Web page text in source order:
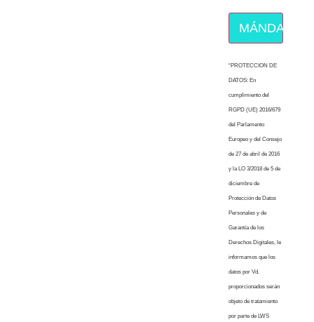
MÁNDAME
“PROTECCION DE
DATOS: En
cumplimiento del
RGPD (UE) 2016/679
del Parlamento
Europeo y del Consejo
de 27 de abril de 2016
y la LO 3/2018 de 5 de
diciembre de
Protección de Datos
Personales y de
Garantía de los
Derechos Digitales, le
informamos que los
datos por Vd.
proporcionados serán
objeto de tratamiento
por parte de LWS